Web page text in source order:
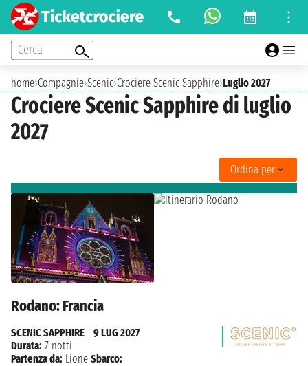
Cerca
home›Compagnie›Scenic›Crociere Scenic Sapphire›Luglio 2027
Crociere Scenic Sapphire di luglio
2027
Ordina per
Rodano: Francia
SCENIC SAPPHIRE
9 LUG 2027
Durata: 7 notti
Partenza da: Lione Sbarco: